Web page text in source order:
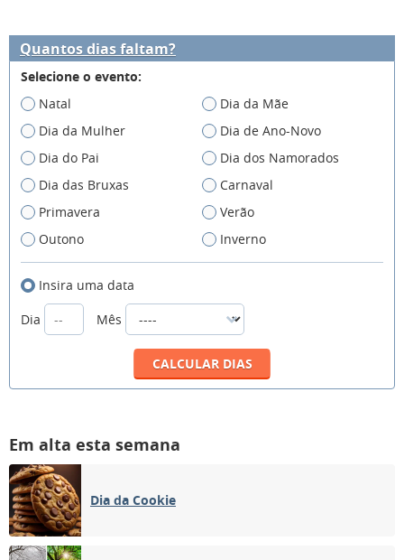
Quantos dias faltam?
Selecione o evento:
Natal
Dia da Mãe
Dia da Mulher
Dia de Ano-Novo
Dia do Pai
Dia dos Namorados
Dia das Bruxas
Carnaval
Primavera
Verão
Outono
Inverno
Insira uma data
Dia
Mês
Em alta esta semana
Dia da Cookie